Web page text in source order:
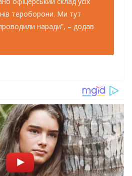
тероборони. Ми тут
наради”, – додав